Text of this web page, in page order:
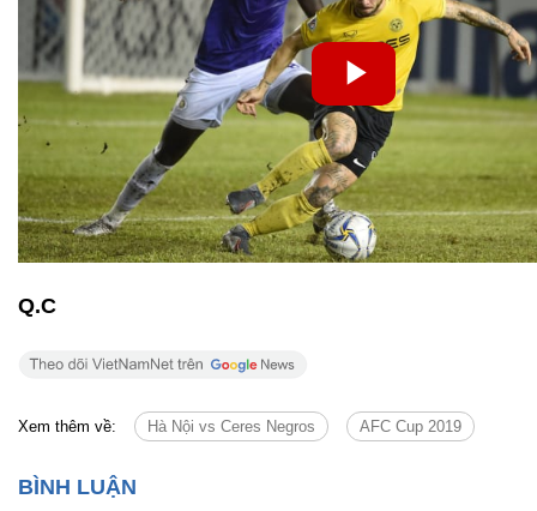
Q.C
Xem thêm về: Hà Nội vs Ceres Negros AFC Cup 2019